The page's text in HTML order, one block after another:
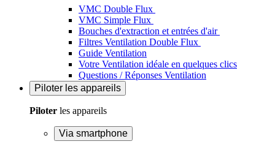
VMC Double Flux
VMC Simple Flux
Bouches d'extraction et entrées d'air
Filtres Ventilation Double Flux
Guide Ventilation
Votre Ventilation idéale en quelques clics
Questions / Réponses Ventilation
Piloter les appareils
Piloter les appareils
Via smartphone